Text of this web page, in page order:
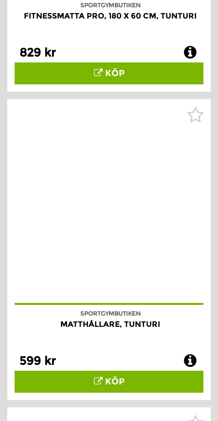
SPORTGYMBUTIKEN
FITNESSMATTA PRO, 180 X 60 CM, TUNTURI
829 kr
KÖP
SPORTGYMBUTIKEN
MATTHÅLLARE, TUNTURI
599 kr
KÖP